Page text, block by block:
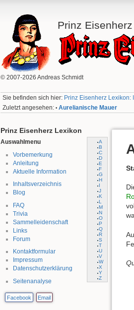
Prinz
© 2007-2026 Andreas Schmidt
Sie befinden sich hier: Prinz Eisenherz Lexikon:
Zuletzt angesehen: • Aurelianische Mauer
Prinz Eisenherz Lexikon
Auswahlmenu
A
B
C
D
E
F
G
H
I
J
K
L
M
N
O
P
Q
R
S
T
U
V
W
X
Y
Z
Vorbemerkung
Anleitung
Aktuelle Information
Inhaltsverzeichnis
Blog
FAQ
Trivia
Sammelleidenschaft
Links
Forum
Kontaktformular
Impressum
Datenschutzerklärung
Seitenanalyse
Facebook Email